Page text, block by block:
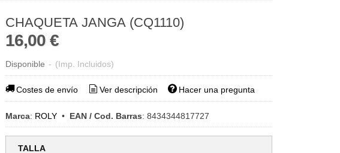
CHAQUETA JANGA (CQ1110)
16,00 €
Disponible - (Imp. Incluidos)
Costes de envío Ver descripción Hacer una pregunta
Marca: ROLY• EAN / Cod. Barras: 8434344817727
TALLA